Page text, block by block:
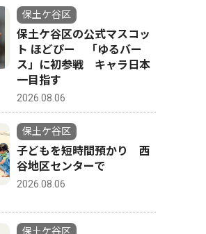
保土ケ谷区
保土ケ谷区の公式マスコッ
ト ほどぴー 「ゆるバー
ス」に初参戦 キャラ日本
一目指す
2026.08.06
保土ケ谷区
子どもを短時間預かり 西
谷地区センターで
2026.08.06
保土ケ谷区